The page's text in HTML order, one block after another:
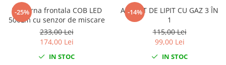
Furtune Aer Comprimat
Masini de gaurit si taiat
Pistoale de vopsit
Pistoale Pneumatice
Polizoare biax
-25%
Lanterna frontala COB LED
500Lm cu senzor de miscare
233,00 Lei
174,00 Lei
IN STOC
-14%
APARAT DE LIPIT CU GAZ 3 ÎN
1
115,00 Lei
99,00 Lei
IN STOC